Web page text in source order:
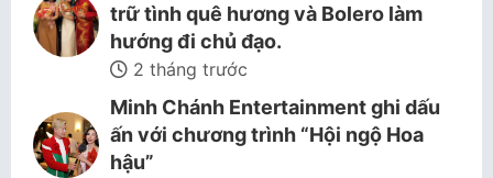
trữ tình quê hương và Bolero làm
hướng đi chủ đạo.
2 tháng trước
Minh Chánh Entertainment ghi dấu
ấn với chương trình “Hội ngộ Hoa
hậu”